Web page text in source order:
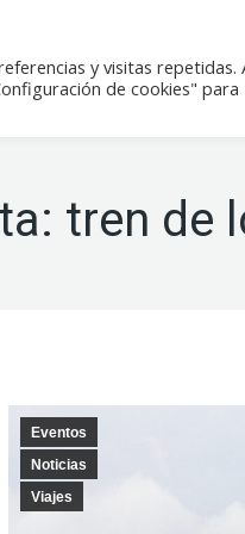
Contacto
tren de
Eventos
Noticias
Viajes
y visitas repetidas.
de cookies" para